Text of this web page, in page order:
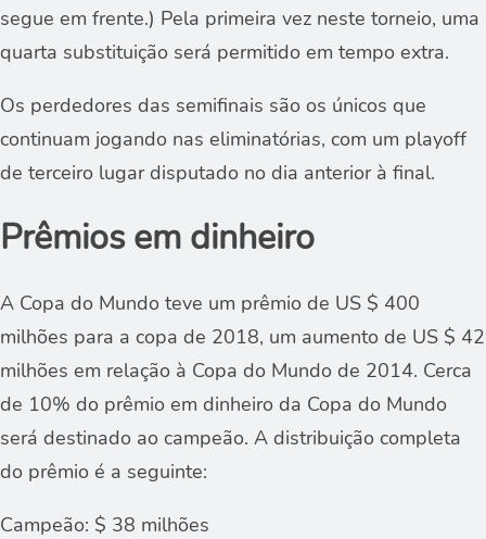
segue em frente.) Pela primeira vez neste torneio, uma
quarta substituição será permitido em tempo extra.
Os perdedores das semifinais são os únicos que
continuam jogando nas eliminatórias, com um playoff
de terceiro lugar disputado no dia anterior à final.
Prêmios em dinheiro
A Copa do Mundo teve um prêmio de US $ 400
milhões para a copa de 2018, um aumento de US $ 42
milhões em relação à Copa do Mundo de 2014. Cerca
de 10% do prêmio em dinheiro da Copa do Mundo
será destinado ao campeão. A distribuição completa
do prêmio é a seguinte:
Campeão: $ 38 milhões